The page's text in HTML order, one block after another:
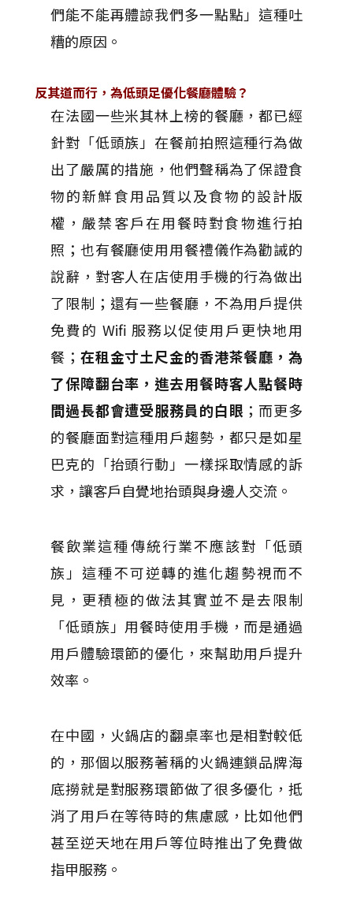
們能不能再體諒我們多一點點」這種吐
糟的原因。
反其道而行，為低頭足優化餐廳體驗？
在法國一些米其林上榜的餐廳，都已經
針對「低頭族」在餐前拍照這種行為做
出了嚴厲的措施，他們聲稱為了保證食
物的新鮮食用品質以及食物的設計版
權，嚴禁客戶在用餐時對食物進行拍
照；也有餐廳使用用餐禮儀作為勸誡的
說辭，對客人在店使用手機的行為做出
了限制；還有一些餐廳，不為用戶提供
免費的 Wifi 服務以促使用戶更快地用
餐； 在租金寸土尺金的香港茶餐廳，為
了保障翻台率，進去用餐時客人點餐時
間過長都會遭受服務員的白眼 ；而更多
的餐廳面對這種用戶趨勢，都只是如星
巴克的「抬頭行動」一樣採取情感的訴
求，讓客戶自覺地抬頭與身邊人交流。
餐飲業這種​​傳統行業不應該對「低頭
族」這種不可逆轉的進化趨勢視而不
見，更積極的做法其實並不是去限制
「低頭族」用餐時使用手機，而是通過
用戶體驗環節的優化，來幫助用戶提升
效率。
在中國，火鍋店的翻桌率也是相對較低
的，那個以服務著稱的火鍋連鎖品牌海
底撈就是對服務環節做了很多優化，抵
消了用戶在等待時的焦慮感，比如他們
甚至逆天地在用戶等位時推出了免費做
指甲服務。